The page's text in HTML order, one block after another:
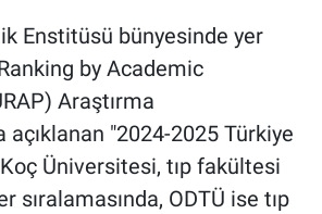
Enstitüsü bünyesinde yer
by Academic
Araştırma
açıklanan "2024-2025 Türkiye
Üniversitesi, tıp fakültesi
sıralamasında, ODTÜ ise tıp